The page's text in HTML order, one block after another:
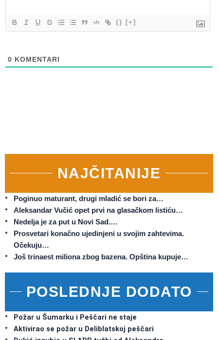
{} [+]
0 KOMENTARI
NAJČITANIJE
Poginuo maturant, drugi mladić se bori za…
Aleksandar Vučić opet prvi na glasačkom listiću…
Nedelja je za put u Novi Sad.…
Prosvetari konačno ujedinjeni u svojim zahtevima.
Očekuju…
Još trinaest miliona zbog bazena. Opština kupuje…
POSLEDNJE DODATO
Požar u Šumarku i Peščari ne staje
Aktivirao se požar u Deliblatskoj peščari